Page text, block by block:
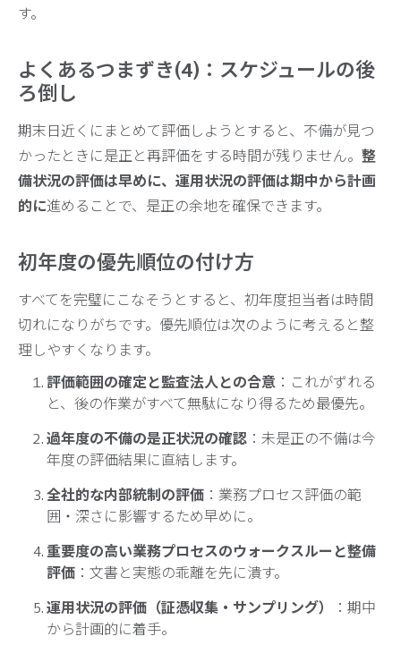
す。
よくあるつまずき(4)：スケジュールの後
ろ倒し
期末日近くにまとめて評価しようとすると、不備が見つ
かったときに是正と再評価をする時間が残りません。 整
備状況の評価は早めに、運用状況の評価は期中から計画
的に進めることで、是正の余地を確保できます。
初年度の優先順位の付け方
すべてを完璧にこなそうとすると、初年度担当者は時間
切れになりがちです。優先順位は次のように考えると整
理しやすくなります。
評価範囲の確定と監査法人との合意 ：これがずれる
と、後の作業がすべて無駄になり得るため最優先。
過年度の不備の是正状況の確認 ：未是正の不備は今
年度の評価結果に直結します。
全社的な内部統制の評価 ：業務プロセス評価の範
囲・深さに影響するため早めに。
重要度の高い業務プロセスのウォークスルーと整備
評価 ：文書と実態の乖離を先に潰す。
運用状況の評価（証憑収集・サンプリング）
：期中
から計画的に着手。